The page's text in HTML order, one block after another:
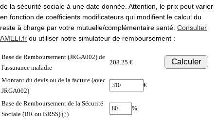
de la sécurité sociale à une date donnée. Attention, le prix peut varier
en fonction de coefficients modificateurs qui modifient le calcul du
reste à charge par votre mutuelle/complémentaire santé. Consulter
AMELI.fr ou utiliser notre simulateur de remboursement :
Base de Remboursement (JRGA002) de
l'assurance maladie
208.25 € Calculer
Montant du devis ou de la facture (avec
JRGA002)
€
Base de Remboursement de la Sécurité
Sociale (BR ou BRSS) (?)
%